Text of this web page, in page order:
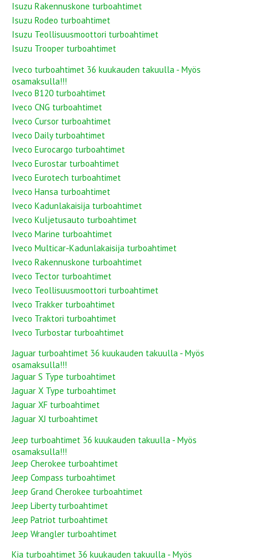
Isuzu Rakennuskone turboahtimet
Isuzu Rodeo turboahtimet
Isuzu Teollisuusmoottori turboahtimet
Isuzu Trooper turboahtimet
Iveco turboahtimet 36 kuukauden takuulla - Myös
osamaksulla!!!
Iveco B120 turboahtimet
Iveco CNG turboahtimet
Iveco Cursor turboahtimet
Iveco Daily turboahtimet
Iveco Eurocargo turboahtimet
Iveco Eurostar turboahtimet
Iveco Eurotech turboahtimet
Iveco Hansa turboahtimet
Iveco Kadunlakaisija turboahtimet
Iveco Kuljetusauto turboahtimet
Iveco Marine turboahtimet
Iveco Multicar-Kadunlakaisija turboahtimet
Iveco Rakennuskone turboahtimet
Iveco Tector turboahtimet
Iveco Teollisuusmoottori turboahtimet
Iveco Trakker turboahtimet
Iveco Traktori turboahtimet
Iveco Turbostar turboahtimet
Jaguar turboahtimet 36 kuukauden takuulla - Myös
osamaksulla!!!
Jaguar S Type turboahtimet
Jaguar X Type turboahtimet
Jaguar XF turboahtimet
Jaguar XJ turboahtimet
Jeep turboahtimet 36 kuukauden takuulla - Myös
osamaksulla!!!
Jeep Cherokee turboahtimet
Jeep Compass turboahtimet
Jeep Grand Cherokee turboahtimet
Jeep Liberty turboahtimet
Jeep Patriot turboahtimet
Jeep Wrangler turboahtimet
Kia turboahtimet 36 kuukauden takuulla - Myös